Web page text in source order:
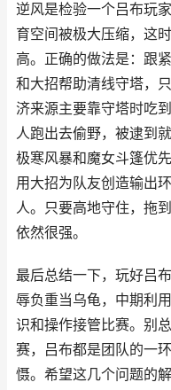
逆风是检验一个吕布玩
育空间被极大压缩，这
高。正确的做法是：跟
和大招帮助清线守塔，
济来源主要靠守塔时吃
人跑出去偷野，被逮到
极寒风暴和魔女斗篷优
用大招为队友创造输出
人。只要高地守住，拖
依然很强。
最后总结一下，玩好吕
辱负重当乌龟，中期利
识和操作接管比赛。别
赛，吕布都是团队的一
慑。希望这几个问题的